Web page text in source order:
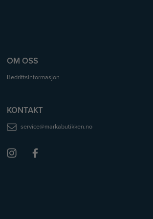
OM OSS
Bedriftsinformasjon
KONTAKT
service@markabutikken.no